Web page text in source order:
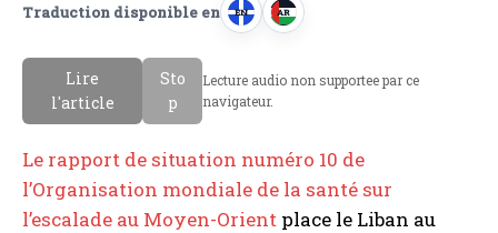
Traduction disponible en EN
A
g
l
i
s
AR
A
a
Lire
l'article
Sto
p
Lecture audio non supportee par ce
navigateur.
Le rapport de situation numéro 10 de
l’Organisation mondiale de la santé sur
l’escalade au Moyen-Orient place le Liban au